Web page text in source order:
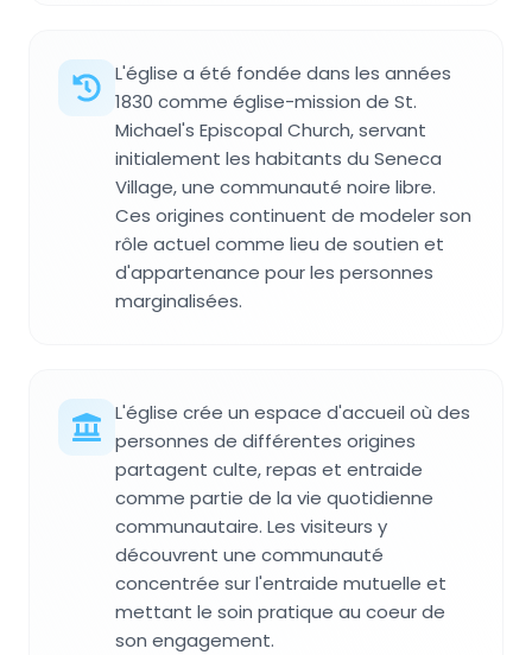
L'église a été fondée dans les années
1830 comme église-mission de St.
Michael's Episcopal Church, servant
initialement les habitants du Seneca
Village, une communauté noire libre.
Ces origines continuent de modeler son
rôle actuel comme lieu de soutien et
d'appartenance pour les personnes
marginalisées.
L'église crée un espace d'accueil où des
personnes de différentes origines
partagent culte, repas et entraide
comme partie de la vie quotidienne
communautaire. Les visiteurs y
découvrent une communauté
concentrée sur l'entraide mutuelle et
mettant le soin pratique au coeur de
son engagement.